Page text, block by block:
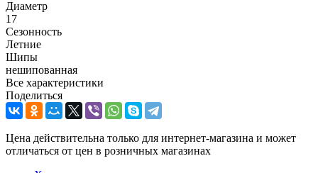
Диаметр
17
Сезонность
Летние
Шипы
нешипованная
Все характеристики
Поделиться
Цена действительна только для интернет-магазина и может
отличаться от цен в розничных магазинах